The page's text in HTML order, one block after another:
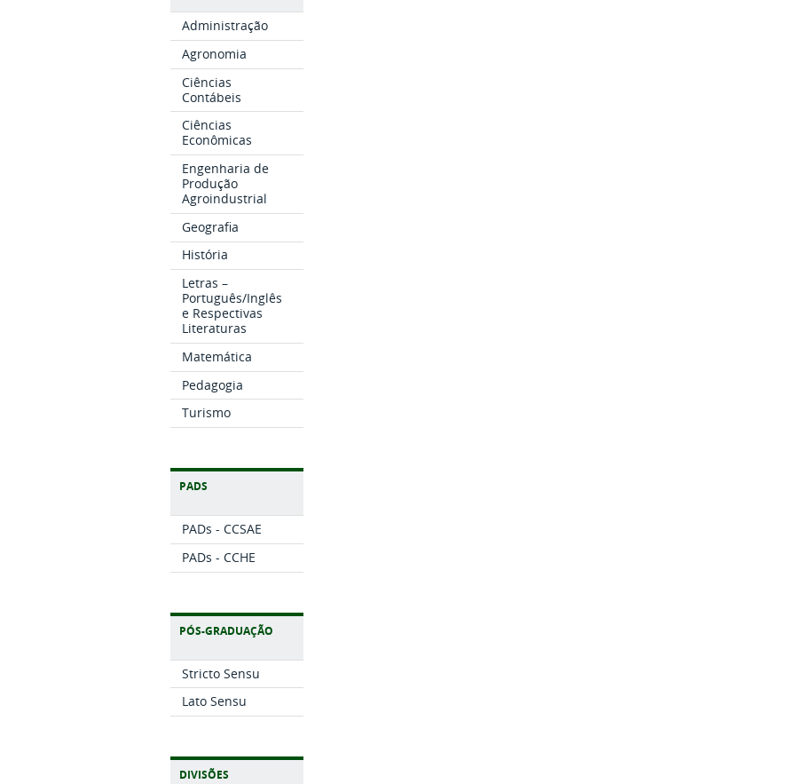
Administração
Agronomia
Ciências
Contábeis
Ciências
Econômicas
Engenharia de
Produção
Agroindustrial
Geografia
História
Letras –
Português/Inglês
e Respectivas
Literaturas
Matemática
Pedagogia
Turismo
PADS
PADs - CCSAE
PADs - CCHE
PÓS-GRADUAÇÃO
Stricto Sensu
Lato Sensu
DIVISÕES